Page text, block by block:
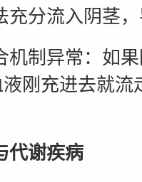
充分流入阴茎
制异常：如果
刚充进去就流
谢疾病